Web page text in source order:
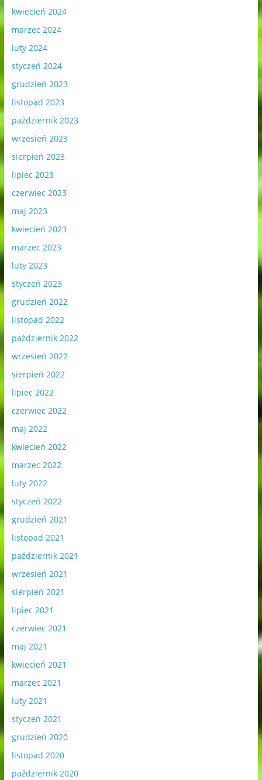
kwiecień 2024
marzec 2024
luty 2024
styczeń 2024
grudzień 2023
listopad 2023
październik 2023
wrzesień 2023
sierpień 2023
lipiec 2023
czerwiec 2023
maj 2023
kwiecień 2023
marzec 2023
luty 2023
styczeń 2023
grudzień 2022
listopad 2022
październik 2022
wrzesień 2022
sierpień 2022
lipiec 2022
czerwiec 2022
maj 2022
kwiecień 2022
marzec 2022
luty 2022
styczeń 2022
grudzień 2021
listopad 2021
październik 2021
wrzesień 2021
sierpień 2021
lipiec 2021
czerwiec 2021
maj 2021
kwiecień 2021
marzec 2021
luty 2021
styczeń 2021
grudzień 2020
listopad 2020
październik 2020